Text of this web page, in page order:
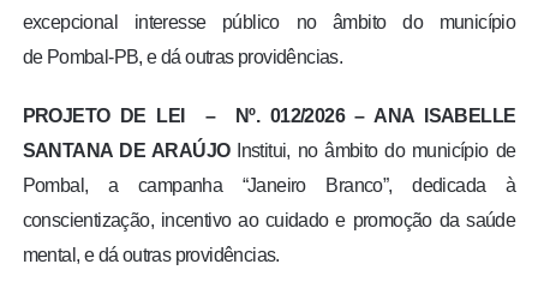
excepcional interesse público no âmbito do município
de Pombal-PB, e dá outras providências.
PROJETO DE LEI – Nº. 012/2026 – ANA ISABELLE
SANTANA DE ARAÚJO Institui, no âmbito do município de
Pombal, a campanha “Janeiro Branco”, dedicada à
conscientização, incentivo ao cuidado e promoção da saúde
mental, e dá outras providências.